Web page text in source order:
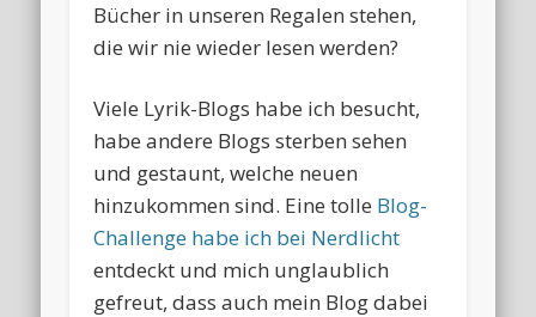
Bücher in unseren Regalen stehen,
die wir nie wieder lesen werden?
Viele Lyrik-Blogs habe ich besucht,
habe andere Blogs sterben sehen
und gestaunt, welche neuen
hinzukommen sind. Eine tolle Blog-
Challenge habe ich bei Nerdlicht
entdeckt und mich unglaublich
gefreut, dass auch mein Blog dabei